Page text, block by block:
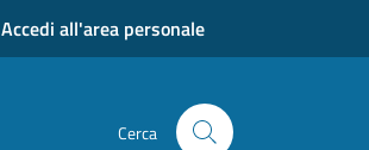
Accedi all'area personale
Cerca